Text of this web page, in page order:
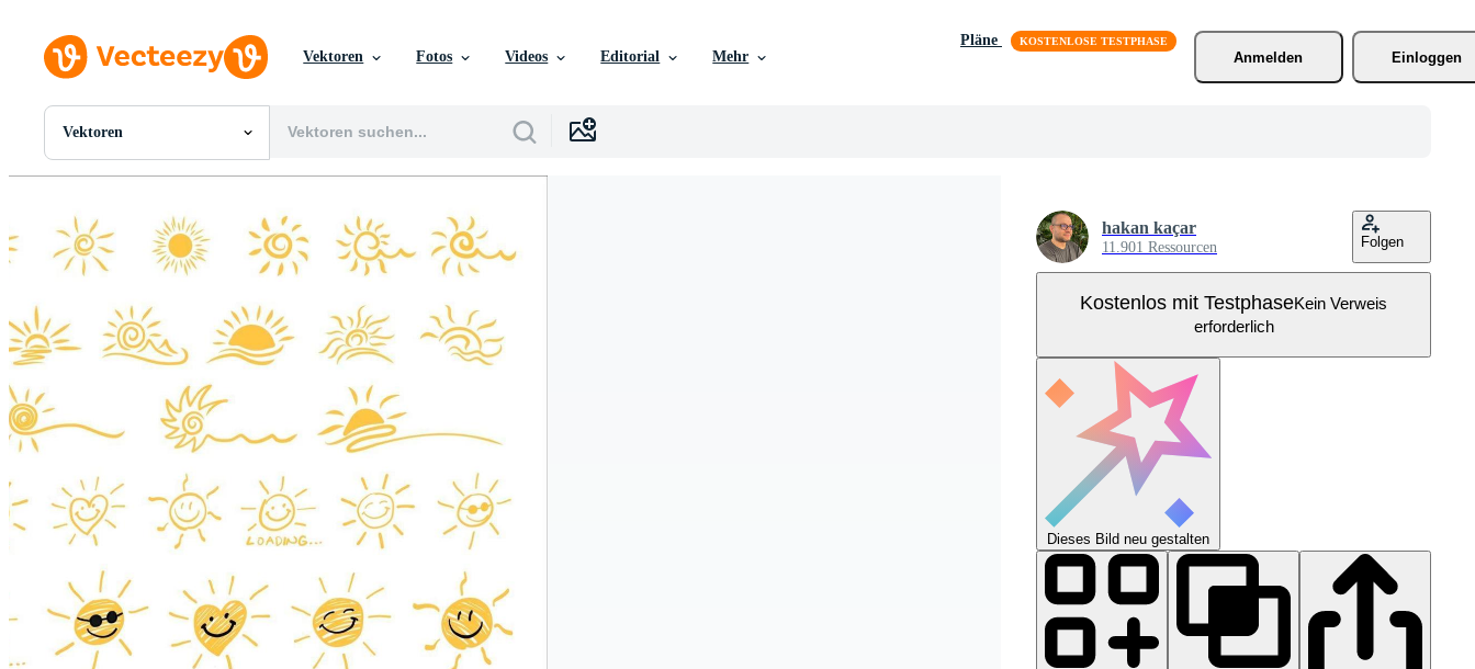
Vektoren Fotos Videos Editorial Mehr
Pläne
Anmelden
Einloggen
Vektoren
Alle Bilder
PSDs
SVGs
Vorlagen
Videos
Motion Graphics
Redaktionelle Bilder
Redaktionelle Ereignisse
hakan kaçar
11.901 Ressourcen Folgen
Kostenlos mit TestphaseKein Verweis
erforderlich
Dieses Bild neu gestalten